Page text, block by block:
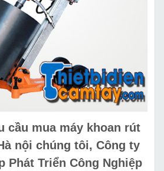
cầu mua máy khoan rút
nội chúng tôi, Công ty
Phát Triển Công Nghiệp